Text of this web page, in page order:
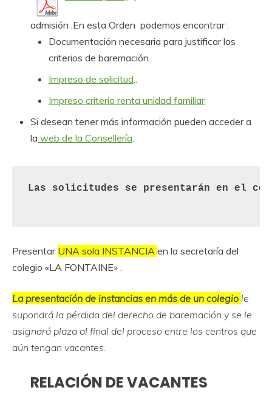
admisión .En esta Orden podemos encontrar :
Documentación necesaria para justificar los
criterios de baremación.
Impreso de solicitud
Impreso criterio renta unidad familiar
Si desean tener más información pueden acceder a
la web de la Consellería
Las solicitudes se presentarán en el
Presentar UNA sola INSTANCIA en la secretaría del
colegio «LA FONTAINE» .
La presentación de instancias en más de un colegio le
supondrá la pérdida del derecho de baremación y se le
asignará plaza al final del proceso entre los centros que
aún tengan vacantes.
RELACIÓN DE VACANTES